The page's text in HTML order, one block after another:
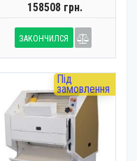
158508 грн.
ЗАКОНЧИЛСЯ
Під
замовлення